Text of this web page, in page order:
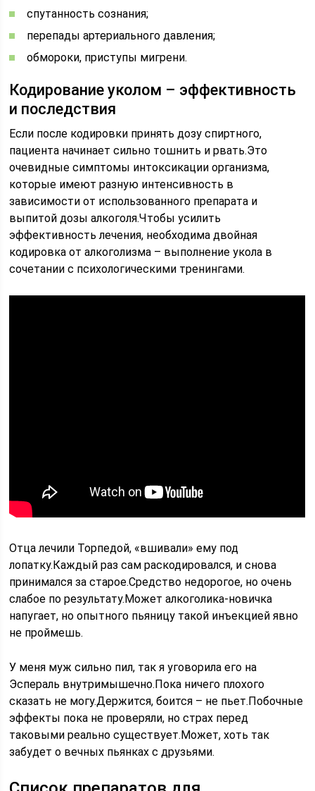
спутанность сознания;
перепады артериального давления;
обмороки, приступы мигрени.
Кодирование уколом – эффективность
и последствия
Если после кодировки принять дозу спиртного,
пациента начинает сильно тошнить и рвать.Это
очевидные симптомы интоксикации организма,
которые имеют разную интенсивность в
зависимости от использованного препарата и
выпитой дозы алкоголя.Чтобы усилить
эффективность лечения, необходима двойная
кодировка от алкоголизма – выполнение укола в
сочетании с психологическими тренингами.
Отца лечили Торпедой, «вшивали» ему под
лопатку.Каждый раз сам раскодировался, и снова
принимался за старое.Средство недорогое, но очень
слабое по результату.Может алкоголика-новичка
напугает, но опытного пьяницу такой инъекцией явно
не проймешь.
У меня муж сильно пил, так я уговорила его на
Эспераль внутримышечно.Пока ничего плохого
сказать не могу.Держится, боится – не пьет.Побочные
эффекты пока не проверяли, но страх перед
таковыми реально существует.Может, хоть так
забудет о вечных пьянках с друзьями.